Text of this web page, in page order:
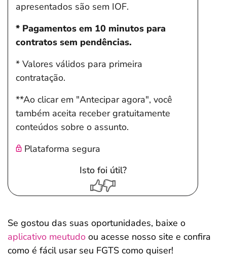
apresentados são sem IOF.
* Pagamentos em 10 minutos para
contratos sem pendências.
* Valores válidos para primeira
contratação.
**Ao clicar em "Antecipar agora", você
também aceita receber gratuitamente
conteúdos sobre o assunto.
Plataforma segura
Isto foi útil?
Se gostou das suas oportunidades, baixe o
aplicativo meutudo ou acesse nosso site e confira
como é fácil usar seu FGTS como quiser!